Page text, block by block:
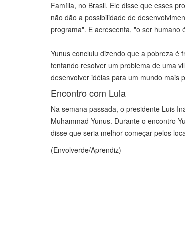
Família, no Brasil. Ele disse que esses
não dão a possibilidade de
programa". E acrescenta, "o ser humano
Yunus concluiu dizendo que a pobreza é
tentando resolver um problema de uma
desenvolver idéias para um mundo mais
Encontro com Lula
Na semana passada, o presidente Luis
Muhammad Yunus. Durante o encontro
disse que seria melhor começar pelos
(Envolverde/Aprendiz)